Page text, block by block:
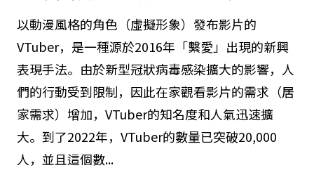
以動漫風格的角色（虛擬形象）發布影片的
VTuber，是一種源於2016年「繫愛」出現的新興
表現手法。由於新型冠狀病毒感染擴大的影響，人
們的行動受到限制，因此在家觀看影片的需求（居
家需求）增加，VTuber的知名度和人氣迅速擴
大。到了2022年，VTuber的數量已突破20,000
人，並且這個數...